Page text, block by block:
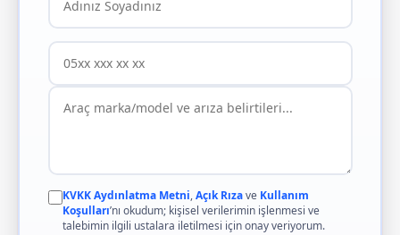
KVKK Aydınlatma Metni,Açık Rızave Kullanım
Koşulları’nı okudum; kişisel verilerimin işlenmesi ve
talebimin ilgili ustalara iletilmesi için onay veriyorum.